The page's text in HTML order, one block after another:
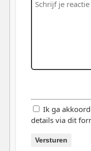
Ik ga
details via dit
Versturen